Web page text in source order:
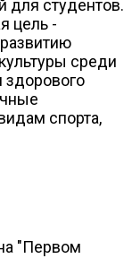
для студентов.
цель -
среди
спорта,
"Первом